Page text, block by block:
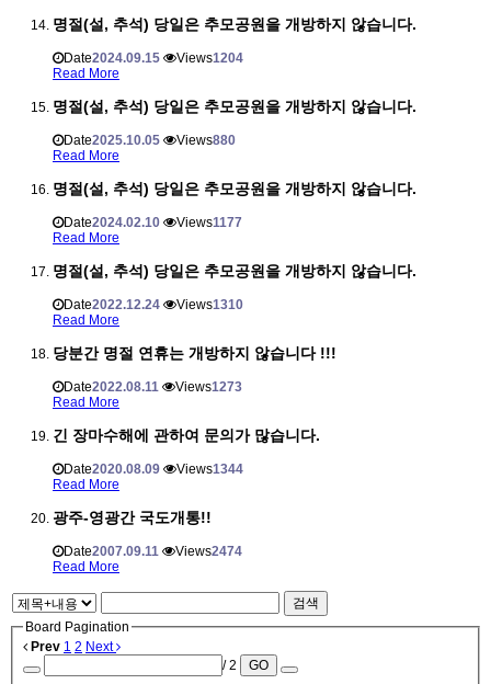
명절(설, 추석) 당일은 추모공원을 개방하지 않습니다.
Date2024.09.15 Views1204
Read More
명절(설, 추석) 당일은 추모공원을 개방하지 않습니다.
Date2025.10.05 Views880
Read More
명절(설, 추석) 당일은 추모공원을 개방하지 않습니다.
Date2024.02.10 Views1177
Read More
명절(설, 추석) 당일은 추모공원을 개방하지 않습니다.
Date2022.12.24 Views1310
Read More
당분간 명절 연휴는 개방하지 않습니다 !!!
Date2022.08.11 Views1273
Read More
긴 장마수해에 관하여 문의가 많습니다.
Date2020.08.09 Views1344
Read More
광주-영광간 국도개통!!
Date2007.09.11 Views2474
Read More
검색
Board Pagination
Prev 1 2 Next
/ 2
GO